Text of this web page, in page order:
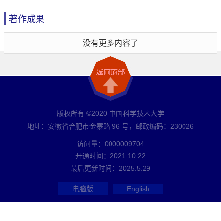
著作成果
没有更多内容了
版权所有 ©2020 中国科学技术大学
地址：安徽省合肥市金寨路 96 号，邮政编码：230026
访问量： 0000009704
开通时间： 2021 10 22
最后更新时间： 2025 5 29
电脑版 English